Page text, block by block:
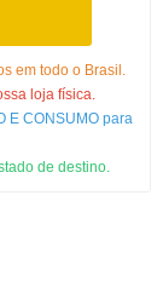
em todo o Brasil.
loja física.
E CONSUMO para
de destino.